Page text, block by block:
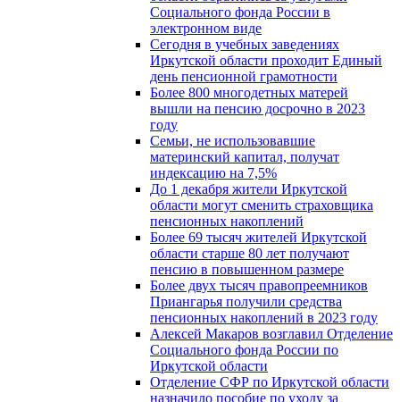
Социального фонда России в
электронном виде
Сегодня в учебных заведениях
Иркутской области проходит Единый
день пенсионной грамотности
Более 800 многодетных матерей
вышли на пенсию досрочно в 2023
году
Семьи, не использовавшие
материнский капитал, получат
индексацию на 7,5%
До 1 декабря жители Иркутской
области могут сменить страховщика
пенсионных накоплений
Более 69 тысяч жителей Иркутской
области старше 80 лет получают
пенсию в повышенном размере
Более двух тысяч правопреемников
Приангарья получили средства
пенсионных накоплений в 2023 году
Алексей Макаров возглавил Отделение
Социального фонда России по
Иркутской области
Отделение СФР по Иркутской области
назначило пособие по уходу за